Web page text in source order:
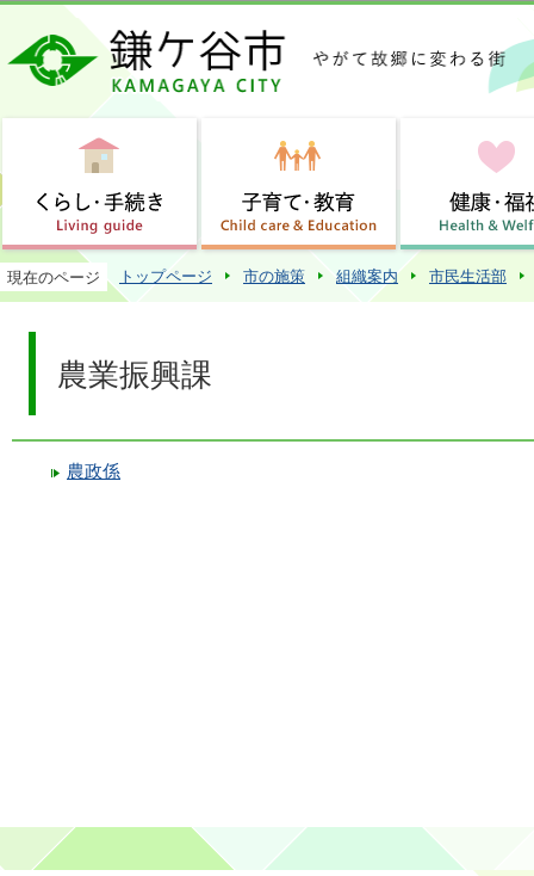
この
現在のページ トップページ 市の施策 組織案内 市民生活部
農業振興課
農政係